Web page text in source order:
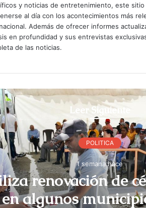
y noticias de entretenimiento, este
al día con los acontecimientos más
Además de ofrecer informes
en profundidad y sus entrevistas
de las noticias.
Leer Siguiente
POLITICA
1 semana hace
renovación de